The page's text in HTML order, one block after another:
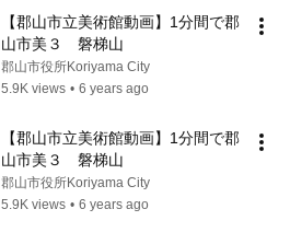
【郡山市立美術館動画】1分間で郡
山市美３　磐梯山
郡山市役所Koriyama City
5.9K views • 6 years ago
【郡山市立美術館動画】1分間で郡
山市美３　磐梯山
郡山市役所Koriyama City
5.9K views • 6 years ago